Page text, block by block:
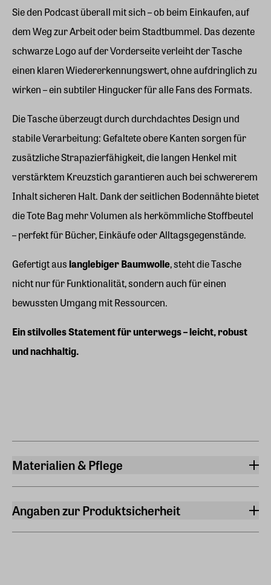
Sie den Podcast überall mit sich – ob beim Einkaufen, auf
dem Weg zur Arbeit oder beim Stadtbummel. Das dezente
schwarze Logo auf der Vorderseite verleiht der Tasche
einen klaren Wiedererkennungswert, ohne aufdringlich zu
wirken – ein subtiler Hingucker für alle Fans des Formats.
Die Tasche überzeugt durch durchdachtes Design und
stabile Verarbeitung: Gefaltete obere Kanten sorgen für
zusätzliche Strapazierfähigkeit, die langen Henkel mit
verstärktem Kreuzstich garantieren auch bei schwererem
Inhalt sicheren Halt. Dank der seitlichen Bodennähte bietet
die Tote Bag mehr Volumen als herkömmliche Stoffbeutel
– perfekt für Bücher, Einkäufe oder Alltagsgegenstände.
Gefertigt auslanglebiger Baumwolle, steht die Tasche
nicht nur für Funktionalität, sondern auch für einen
bewussten Umgang mit Ressourcen.
Ein stilvolles Statement für unterwegs – leicht, robust
und nachhaltig.
Materialien & Pflege
Waschhinweise
Angaben zur Produktsicherheit